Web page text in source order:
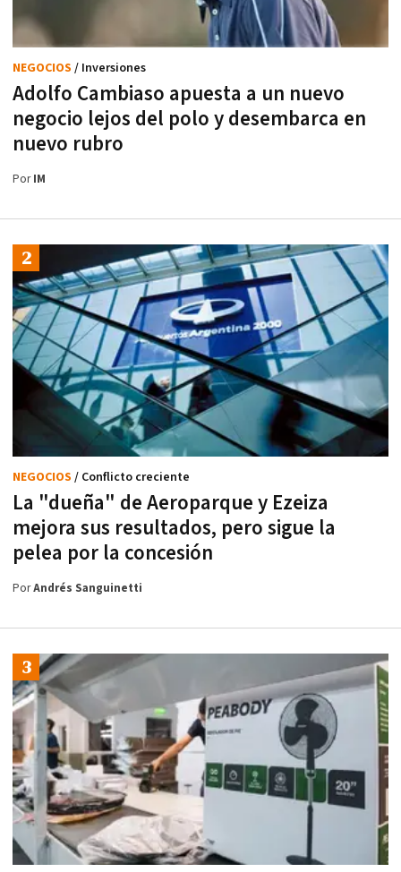
Adolfo Cambiaso apuesta a un nuevo
negocio lejos del polo y desembarca en
nuevo rubro
NEGOCIOS / Inversiones
PorIM
La "dueña" de Aeroparque y Ezeiza
mejora sus resultados, pero sigue la
pelea por la concesión
NEGOCIOS / Conflicto creciente
PorAndrés Sanguinetti